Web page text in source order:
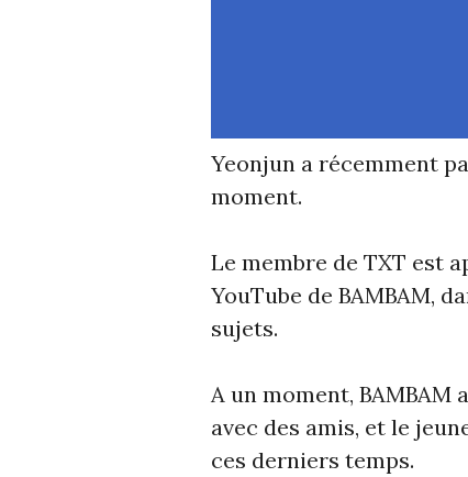
Yeonjun a récemment
moment.
Le membre de TXT est
YouTube de BAMBAM,
sujets.
A un moment, BAMBAM
avec des amis, et le
ces derniers temps.